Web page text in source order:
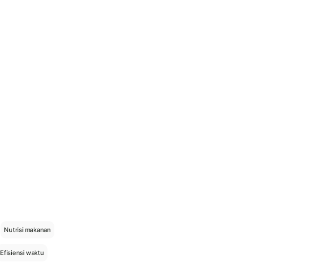
Nutrisi makanan
Efisiensi waktu